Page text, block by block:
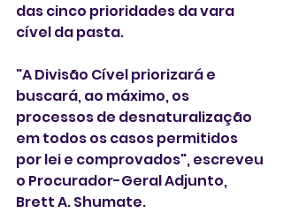
das cinco prioridades da vara
cível da pasta.
"A Divisão Cível priorizará e
buscará, ao máximo, os
processos de desnaturalização
em todos os casos permitidos
por lei e comprovados", escreveu
o Procurador-Geral Adjunto,
Brett A. Shumate.